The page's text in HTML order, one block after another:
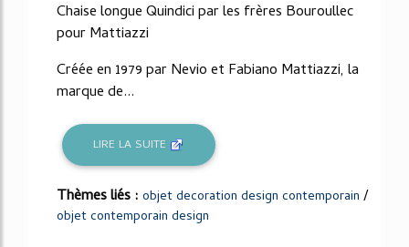
Chaise longue Quindici par les frères Bouroullec
pour Mattiazzi
Créée en 1979 par Nevio et Fabiano Mattiazzi, la
marque de...
LIRE LA SUITE
Thèmes liés : objet decoration design contemporain /
objet contemporain design